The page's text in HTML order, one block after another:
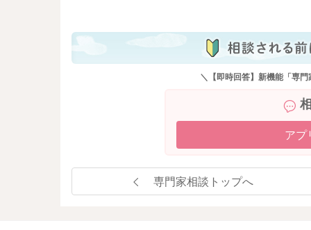
＼【即時回答】新機能「専
アプ
専門家相談トップへ